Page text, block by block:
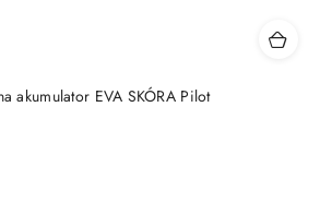
akumulator EVA SKÓRA Pilot